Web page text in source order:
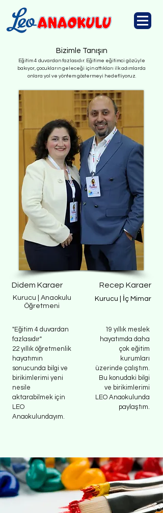
Bizimle Tanışın
Eğitim 4 duvardan fazlasıdır. Eğitime eğitimci gözüyle
bakıyor, çocukların geleceği için attıkları ilk adımlarda
onlara yol ve yöntem göstermeyi hedefliyoruz.
Didem Karaer Recep Karaer
Kurucu | Anaokulu
Öğretmeni
Kurucu | İç Mimar
"Eğitim 4 duvardan
fazlasıdır"
22 yıllık öğretmenlik
hayatımın
sonucunda bilgi ve
birikimlerimi yeni
nesile
aktarabilmek için
LEO
Anaokulundayım.
19 yıllık meslek
hayatımda daha
çok eğitim
kurumları
üzerinde çalıştım.
Bu konudaki bilgi
ve birikimlerimi
LEO Anaokulunda
paylaştım.